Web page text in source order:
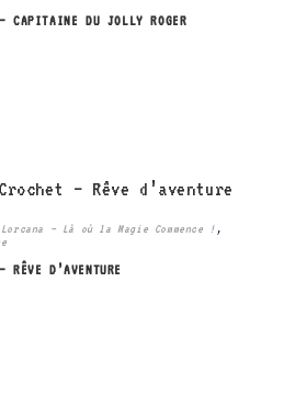
CAPITAINE DU JOLLY ROGER
– Là où la Magie Commence ! ,
D’AVENTURE